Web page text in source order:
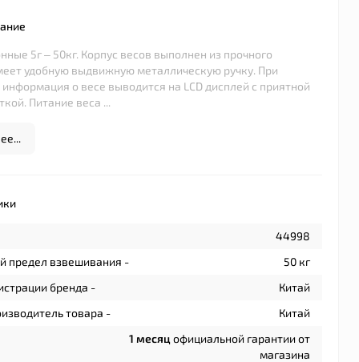
5г – 50кг. Корпус весов выполнен из прочного
удобную выдвижную металлическую ручку. При
о весе выводится на LCD дисплей с приятной
Питание веса ...
44998
предел взвешивания -
50 кг
бренда -
Китай
товара -
Китай
1 месяц официальной гарантии от
магазина